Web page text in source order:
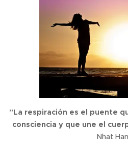
"La respiración es el puente
consciencia y que une el
Nhat